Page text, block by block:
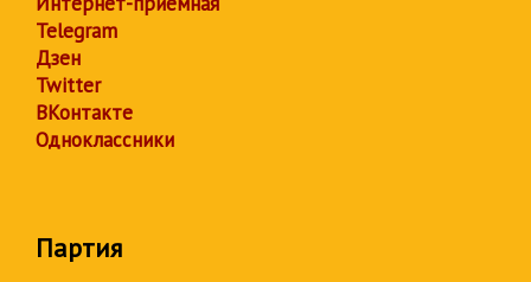
Telegram
Дзен
Twitter
ВКонтакте
Одноклассники
Партия